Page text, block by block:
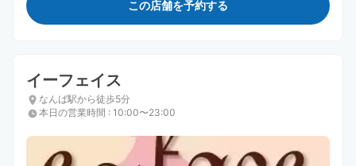
この店舗を予約する
イーフェイス
なんば駅から徒歩5分
本日の営業時間 : 10:00〜23:00